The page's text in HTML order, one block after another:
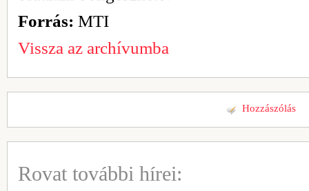
Forrás: MTI
Vissza az archívumba
Hozzászólás
Rovat további hírei: